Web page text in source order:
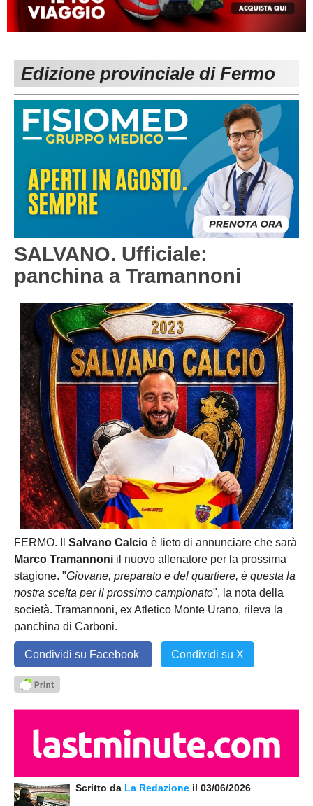
MACERATA
Carica la tua Rosa
ECCELLENZA
1^ CATEGORIA
2^ CATEGORIA
3^ CATEGORIA
REGIONALI
Edizione provinciale di Fermo
SALVANO. Ufficiale:
panchina a Tramannoni
FERMO. Il Salvano Calcio è lieto di annunciare che sarà
Marco Tramannoni il nuovo allenatore per la prossima
stagione. "Giovane, preparato e del quartiere, è questa la
nostra scelta per il prossimo campionato", la nota della
società. Tramannoni, ex Atletico Monte Urano, rileva la
panchina di Carboni.
Condividi su Facebook Condividi su X
Scritto da La Redazione il 03/06/2026